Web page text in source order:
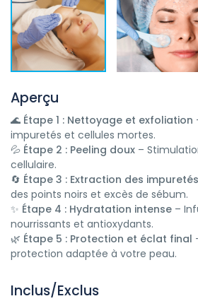
Aperçu
🌊 Étape 1 : Nettoyage et exfoliation
impuretés et cellules mortes.
💦 Étape 2 : Peeling doux –
cellulaire.
🔄 Étape 3 : Extraction des impuretés
des points noirs et excès de sébum.
✨ Étape 4 : Hydratation intense –
nourrissants et antioxydants.
🌿 Étape 5 : Protection et éclat final
protection adaptée à votre peau.
Inclus/Exclus